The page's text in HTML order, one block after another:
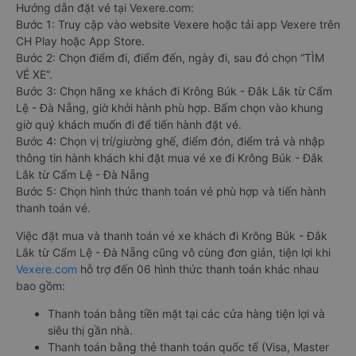
Hướng dẫn đặt vé tại Vexere.com:
Bước 1: Truy cập vào website Vexere hoặc tải app Vexere trên
CH Play hoặc App Store.
Bước 2: Chọn điểm đi, điểm đến, ngày đi, sau đó chọn “TÌM
VÉ XE”.
Bước 3: Chọn hãng xe khách đi Krông Búk - Đắk Lắk từ Cẩm
Lệ - Đà Nẵng, giờ khởi hành phù hợp. Bấm chọn vào khung
giờ quý khách muốn đi để tiến hành đặt vé.
Bước 4: Chọn vị trí/giường ghế, điểm đón, điểm trả và nhập
thông tin hành khách khi đặt mua vé xe đi Krông Búk - Đắk
Lắk từ Cẩm Lệ - Đà Nẵng
Bước 5: Chọn hình thức thanh toán vé phù hợp và tiến hành
thanh toán vé.
Việc đặt mua và thanh toán vé xe khách đi Krông Búk - Đắk
Lắk từ Cẩm Lệ - Đà Nẵng cũng vô cùng đơn giản, tiện lợi khi
Vexere.com hỗ trợ đến 06 hình thức thanh toán khác nhau
bao gồm:
Thanh toán bằng tiền mặt tại các cửa hàng tiện lợi và
siêu thị gần nhà.
Thanh toán bằng thẻ thanh toán quốc tế (Visa, Master